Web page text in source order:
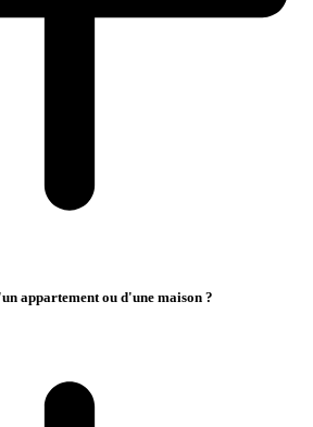
appartement ou d'une maison ?